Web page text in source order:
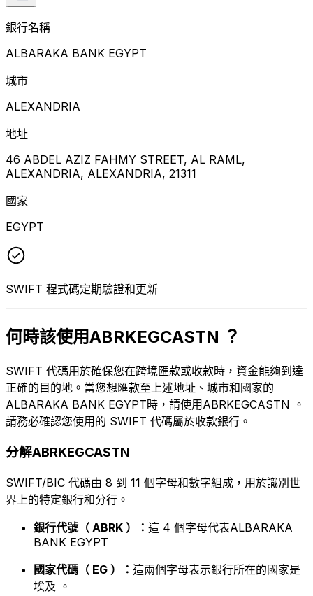
銀行名稱
ALBARAKA BANK EGYPT
城市
ALEXANDRIA
地址
46 ABDEL AZIZ FAHMY STREET, AL RAML,
ALEXANDRIA, ALEXANDRIA, 21311
國家
EGYPT
SWIFT 程式碼定期驗證和更新
何時該使用ABRKEGCASTN ？
SWIFT 代碼用於確保您在跨境匯款或收款時，資金能夠到達
正確的目的地。當您想匯款至上述地址、城市和國家的
ALBARAKA BANK EGYPT時，請使用ABRKEGCASTN 。
請務必確認您使用的 SWIFT 代碼屬於收款銀行。
分解ABRKEGCASTN
SWIFT/BIC 代碼由 8 到 11 個字母和數字組成，用於識別世
界上的特定銀行和分行。
銀行代號（ ABRK ）： 這 4 個字母代表ALBARAKA
BANK EGYPT
國家代碼（ EG ）： 這兩個字母表示銀行所在的國家是
埃及 。